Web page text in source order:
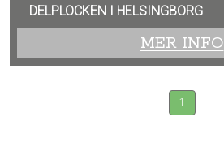
DELPLOCKEN I HELSINGBORG
MER INFO
1